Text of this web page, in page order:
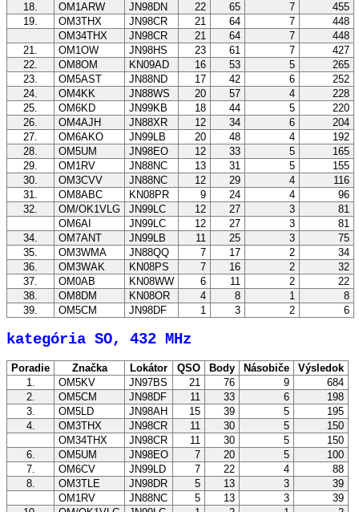
18.
OM1ARW JN98DN 22 65 7
455
19.
OM3THX JN98CR 21 64 7
448
OM34THX
JN98CR 21 64 7
448
21.
OM1OW JN98HS 23 61 7
427
22.
OM8OM KN09AD 16 53 5
265
23.
OM5AST JN88ND 17 42 6
252
24.
OM4KK JN88WS 20 57 4
228
25.
OM6KD JN99KB 18 44 5
220
26.
OM4AJH JN88XR 12 34 6
204
27.
OM6AKO JN99LB 20 48 4
192
28.
OM5UM JN98EO 12 33 5
165
29.
OM1RV JN88NC 13 31 5
155
30.
OM3CVV JN88NC 12 29 4
116
31.
OM8ABC KN08PR 9 24 4
96
32.
OM/OK1VLG JN99LC 12 27 3
81
OM6AI
JN99LC 12 27 3
81
34.
OM7ANT JN99LB 11 25 3
75
35.
OM3WMA JN88QQ 7 17 2
34
36.
OM3WAK KN08PS 7 16 2
32
37.
OM0AB KN08WW 6 11 2
22
38.
OM8DM KN08OR 4 8 1
8
39.
OM5CM JN98DF 1 3 2 6
kategória SO, 432 MHz
Poradie Značka Lokátor QSO Body Násobiče
Výsledok
1.
OM5KV JN97BS 21 76 9
684
2.
OM5CM JN98DF 11 33 6
198
3.
OM5LD JN98AH 15 39 5
195
4.
OM3THX JN98CR 11 30 5
150
OM34THX
JN98CR 11 30 5
150
6.
OM5UM JN98EO 7 20 5
100
7.
OM6CV JN99LD 7 22 4
88
8.
OM3TLE JN98DR 5 13 3
39
OM1RV
JN88NC 5 13 3
39